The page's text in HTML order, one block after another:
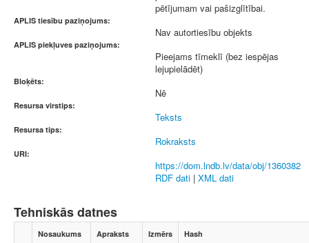
pētījumam vai pašizglītībai.
APLIS tiesību paziņojums:
Nav autortiesību objekts
APLIS piekļuves paziņojums:
Pieejams tīmeklī (bez iespējas
lejupielādēt)
Bloķēts:
Nē
Resursa virstips:
Teksts
Resursa tips:
Rokraksts
URI:
https://dom.lndb.lv/data/obj/1360382
RDF dati | XML dati
Tehniskās datnes
Nosaukums Apraksts Izmērs Hash